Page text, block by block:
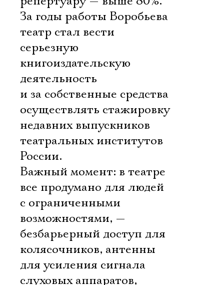
За годы работы Воробьева
театр стал вести
серьезную
книгоиздательскую
деятельность
и за собственные средства
осуществлять стажировку
недавних выпускников
театральных институтов
России.
Важный момент: в театре
все продумано для людей
с ограниченными
возможностями, —
безбарьерный доступ для
колясочников, антенны
для усиления сигнала
слуховых аппаратов,